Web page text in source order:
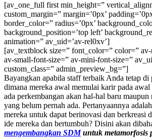
[av_one_full first min_height=”
custom_margin=” margin=’0px’
border_color=” radius=’0px’
background_position=’top left’
animation=” av_uid=’av-rel0xv’]
[av_textblock size=” font_color=” color=”
av-small-font-size=” av-mini-font-size=”
custom_class=” admin_preview_bg=”]
Bayangkan apabila staff terbaik Anda tetap di
dimana mereka awal memulai karir pada
ada perkembangan akan hal-hal baru maupun
yang belum pernah ada. Pertanyaannya
mereka untuk dapat berinovasi dan berkreasi
ide mereka dan bertumbuh? Disini akan
mengembangkan SDMuntuk metamorfosis